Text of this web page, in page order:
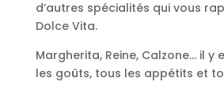
d’autres spécialités qui vous
Dolce Vita.
Margherita, Reine, Calzone… il y
les goûts, tous les appétits et